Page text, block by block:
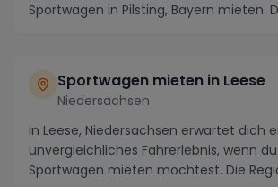
Sportwagen in Pilsting, Bayern mieten.
Sportwagen mieten in Leese
Niedersachsen
In Leese, Niedersachsen erwartet dich
unvergleichliches Fahrerlebnis, wenn
Sportwagen mieten möchtest. Die